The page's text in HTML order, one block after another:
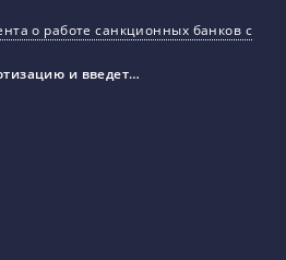
о работе санкционных банков с
и введет…